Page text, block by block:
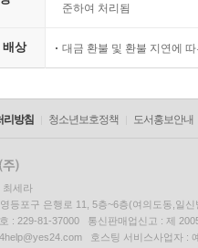
준하여 처리됨
상 대금 환불 및 환불 지연에
리방침 청소년보호정책 도서홍보안내
최세라
등포구 은행로 11, 5층~6층(여의도동,일신
: 229-81-37000 통신판매업신고 : 제
호스팅 서비스사업자 :